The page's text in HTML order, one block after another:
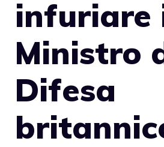
infuriare
Ministro
Difesa